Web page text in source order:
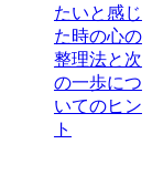
たいと感じ
た時の心の
整理法と次
の一歩につ
いてのヒン
ト